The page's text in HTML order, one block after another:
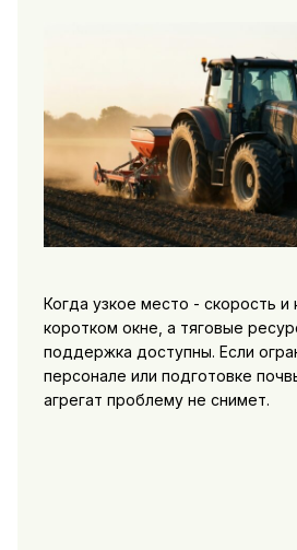
Когда узкое место - скорость и
коротком окне, а тяговые
поддержка доступны. Если
персонале или подготовке
агрегат проблему не снимет.